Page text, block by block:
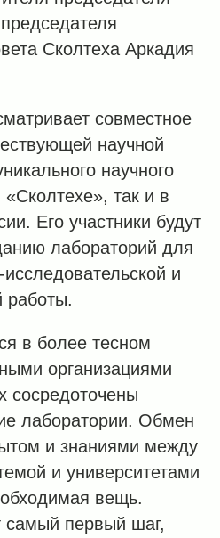
Сколтеха Аркадия
совместное
научной
научного
так и в
Его участники будут
лабораторий для
и
работы.
в более тесном
организациями
лаборатории. Обмен
и знаниями между
и университетами
вещь.
самый первый шаг,